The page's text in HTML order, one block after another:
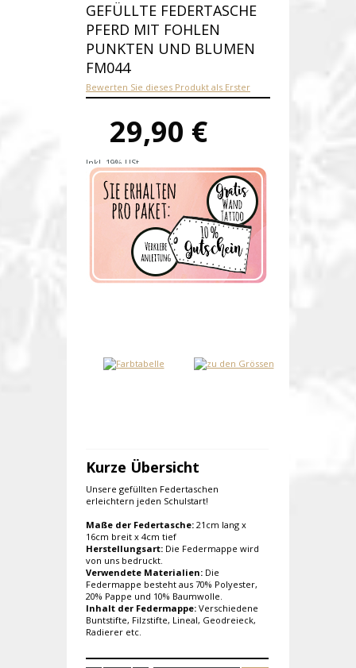
GEFÜLLTE FEDERTASCHE
PFERD MIT FOHLEN
PUNKTEN UND BLUMEN
FM044
Bewerten Sie dieses Produkt als Erster
29,90 €
Inkl. 19% USt.
Versandkosten
Produktnummer:fm044-E
Verfügbarkeit:Auf Lager
Lieferzeit: 1-2 Werktage
Kurze Übersicht
Unsere gefüllten Federtaschen
erleichtern jeden Schulstart!
Maße der Federtasche: 21cm lang x
16cm breit x 4cm tief
Herstellungsart: Die Federmappe wird
von uns bedruckt.
Verwendete Materialien: Die
Federmappe besteht aus 70% Polyester,
20% Pappe und 10% Baumwolle.
Inhalt der Federmappe: Verschiedene
Buntstifte, Filzstifte, Lineal, Geodreieck,
Radierer etc.